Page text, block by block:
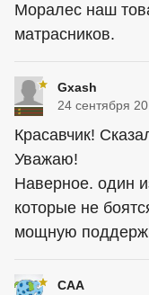
Моралес наш
матрасников.
Gxash
24 сентября
Красавчик!
Уважаю!
Наверное. один
которые не
мощную
САА